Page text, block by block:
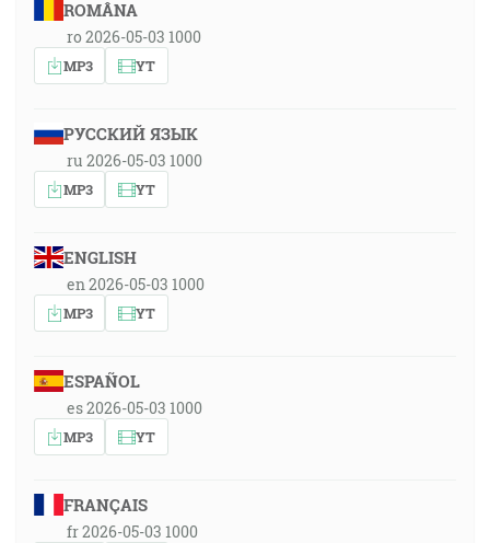
ROMÂNA
ro 2026-05-03 1000
MP3 YT
РУССКИЙ ЯЗЫК
ru 2026-05-03 1000
MP3 YT
ENGLISH
en 2026-05-03 1000
MP3 YT
ESPAÑOL
es 2026-05-03 1000
MP3 YT
FRANÇAIS
fr 2026-05-03 1000